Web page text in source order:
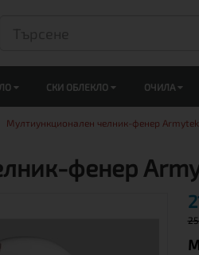
СКИ ОБЛЕКЛО ОЧИЛА
Мултиункционален челник-фенер Armytek
фенер